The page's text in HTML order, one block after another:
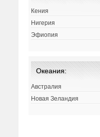
Кения
Нигерия
Эфиопия
Океания:
Австралия
Новая Зеландия